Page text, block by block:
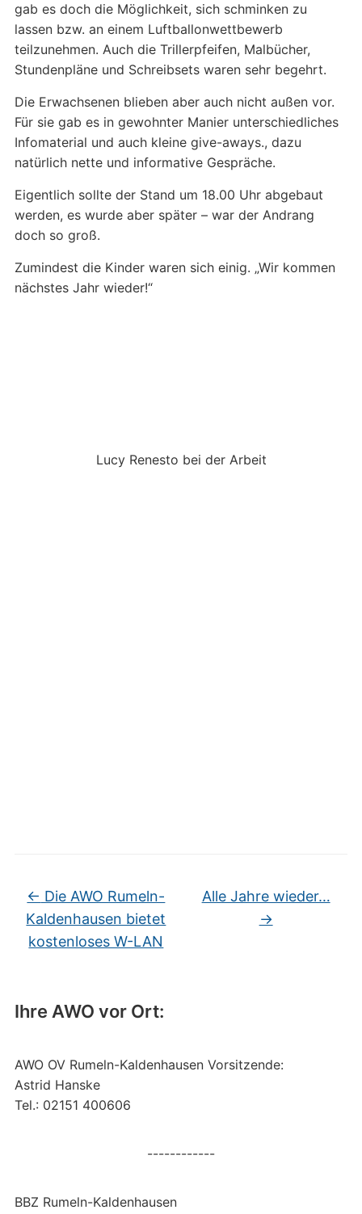
Ihre AWO vor Ort:
AWO OV Rumeln-Kaldenhausen Vorsitzende:
Astrid Hanske
Tel.: 02151 400606
------------
BBZ Rumeln-Kaldenhausen
gab es doch die Möglichkeit, sich schminken zu
lassen bzw. an einem Luftballonwettbewerb
teilzunehmen. Auch die Trillerpfeifen, Malbücher,
Stundenpläne und Schreibsets waren sehr begehrt.
Die Erwachsenen blieben aber auch nicht außen vor.
Für sie gab es in gewohnter Manier unterschiedliches
Infomaterial und auch kleine give-aways., dazu
natürlich nette und informative Gespräche.
Eigentlich sollte der Stand um 18.00 Uhr abgebaut
werden, es wurde aber später – war der Andrang
doch so groß.
Zumindest die Kinder waren sich einig. „Wir kommen
nächstes Jahr wieder!“
Lucy Renesto bei der Arbeit
← Die AWO Rumeln-
Kaldenhausen bietet
kostenloses W-LAN
Alle Jahre wieder…
→